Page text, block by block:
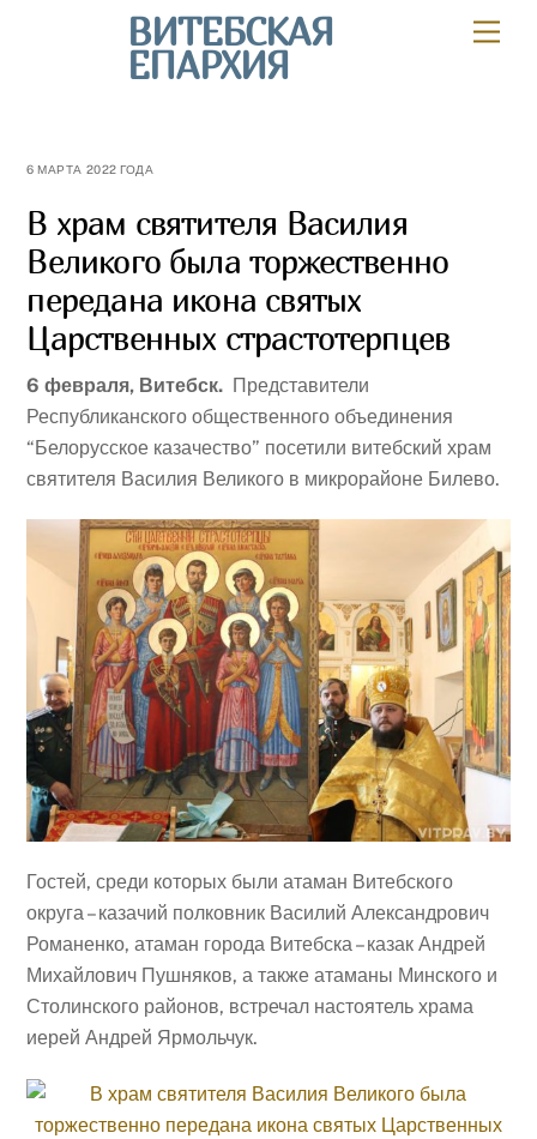
ВИТЕБСКАЯ
ЕПАРХИЯ
6 МАРТА 2022 ГОДА
В храм святителя Василия
Великого была торжественно
передана икона святых
Царственных страстотерпцев
6 февраля, Витебск. Представители
Республиканского общественного объединения
“Белорусское казачество” посетили витебский храм
святителя Василия Великого в микрорайоне Билево.
Гостей, среди которых были атаман Витебского
округа – казачий полковник Василий Александрович
Романенко, атаман города Витебска – казак Андрей
Михайлович Пушняков, а также атаманы Минского и
Столинского районов, встречал настоятель храма
иерей Андрей Ярмольчук.